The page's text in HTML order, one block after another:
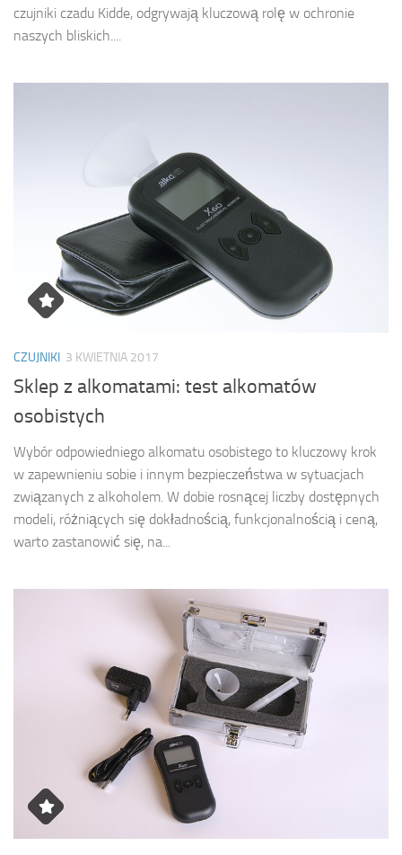
czujniki czadu Kidde, odgrywają kluczową rolę w ochronie
naszych bliskich....
CZUJNIKI 3 KWIETNIA 2017
Sklep z alkomatami: test alkomatów
osobistych
Wybór odpowiedniego alkomatu osobistego to kluczowy krok
w zapewnieniu sobie i innym bezpieczeństwa w sytuacjach
związanych z alkoholem. W dobie rosnącej liczby dostępnych
modeli, różniących się dokładnością, funkcjonalnością i ceną,
warto zastanowić się, na...